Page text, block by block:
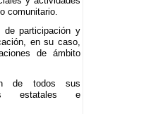
comunitario.
de participación y
en su caso,
de ámbito
de todos sus
estatales e